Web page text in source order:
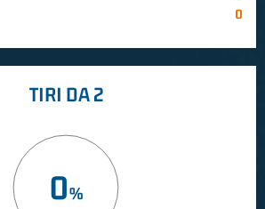
0
TIRI DA 2
0